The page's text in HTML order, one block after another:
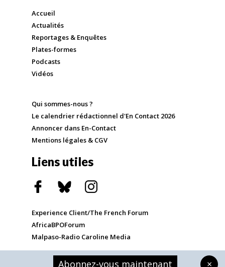
Accueil
Actualités
Reportages & Enquêtes
Plates-formes
Podcasts
Vidéos
Qui sommes-nous ?
Le calendrier rédactionnel d'En Contact 2026
Annoncer dans En-Contact
Mentions légales & CGV
Liens utiles
Experience Client/The French Forum
AfricaBPOForum
Malpaso-Radio Caroline Media
Abonnez-vous maintenant ×